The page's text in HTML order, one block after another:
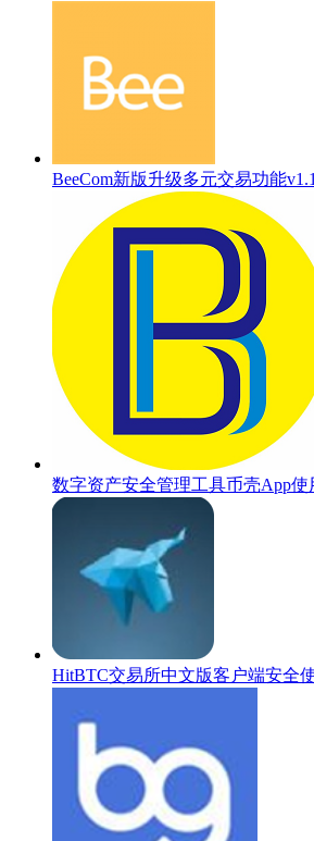
BeeCom新版升级多元交易功能
数字资产安全管理工具币壳App使
HitBTC交易所中文版客户端安全